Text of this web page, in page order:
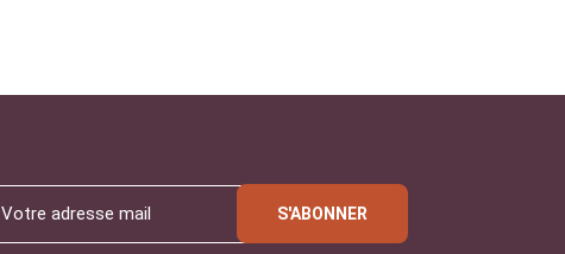
S'ABONNER